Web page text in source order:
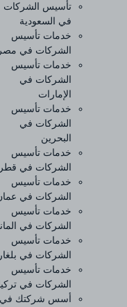
تأسيس الشركات
في السعودية
خدمات تأسيس
الشركات في مصر
خدمات تأسيس
الشركات في
الإمارات
خدمات تأسيس
الشركات في
البحرين
خدمات تأسيس
الشركات في قطر
خدمات تأسيس
الشركات في عمان
خدمات تأسيس
الشركات في المانيا
خدمات تأسيس
الشركات في بلغاريا
خدمات تأسيس
الشركات في تركيا
أسس شركتك في